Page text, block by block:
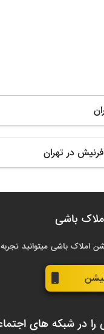
فرنیش در تهران
باشی
املاک باشی میتوانید
را در شبکه های